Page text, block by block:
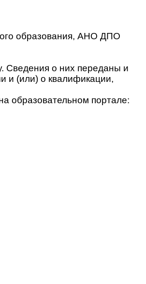
образования, АНО ДПО
Сведения о них переданы и
и (или) о квалификации,
образовательном портале: